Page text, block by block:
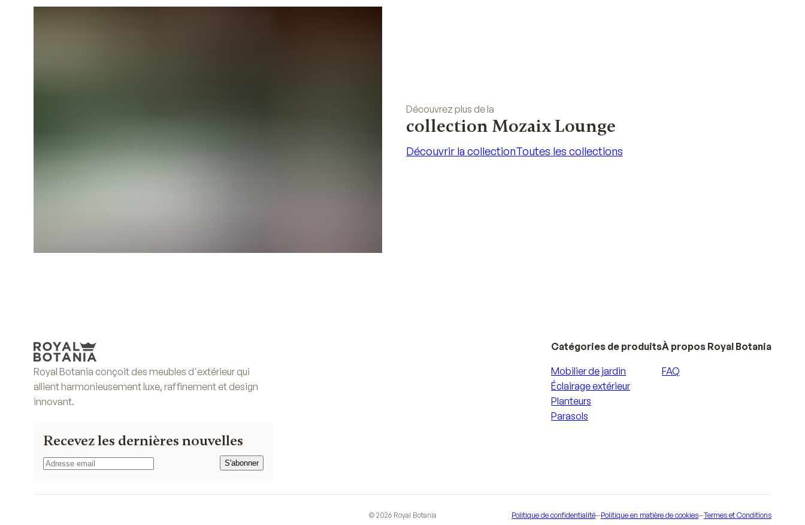
Découvrez plus de la
collection Mozaix Lounge
Découvrir la collectionToutes les collections
Royal Botania conçoit des meubles d'extérieur qui
allient harmonieusement luxe, raffinement et design
innovant.
Recevez les dernières nouvelles
S'abonner
S'abonner
Catégories de produits
Mobilier de jardin
Éclairage extérieur
Planteurs
Parasols
À propos Royal Botania
FAQ
© 2026 Royal Botania Politique de confidentialité—Politique en matière de cookies—Termes et Conditions